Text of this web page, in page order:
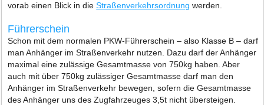
vorab einen Blick in dieStraßenverkehrsordnung werden.
Führerschein
Schon mit dem normalen PKW-Führerschein – also Klasse B – darf
man Anhänger im Straßenverkehr nutzen. Dazu darf der Anhänger
maximal eine zulässige Gesamtmasse von 750kg haben. Aber
auch mit über 750kg zulässiger Gesamtmasse darf man den
Anhänger im Straßenverkehr bewegen, sofern die Gesamtmasse
des Anhänger uns des Zugfahrzeuges 3,5t nicht übersteigen.